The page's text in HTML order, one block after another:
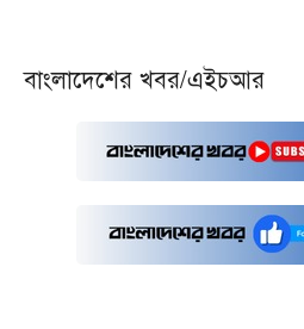
বাংলাদেশের খবর/এইচআর